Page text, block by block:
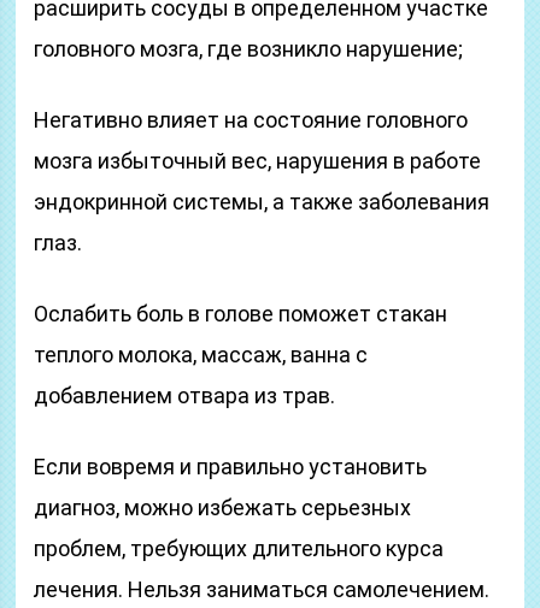
расширить сосуды в определенном участке
головного мозга, где возникло нарушение;
Негативно влияет на состояние головного
мозга избыточный вес, нарушения в работе
эндокринной системы, а также заболевания
глаз.
Ослабить боль в голове поможет стакан
теплого молока, массаж, ванна с
добавлением отвара из трав.
Если вовремя и правильно установить
диагноз, можно избежать серьезных
проблем, требующих длительного курса
лечения. Нельзя заниматься самолечением.